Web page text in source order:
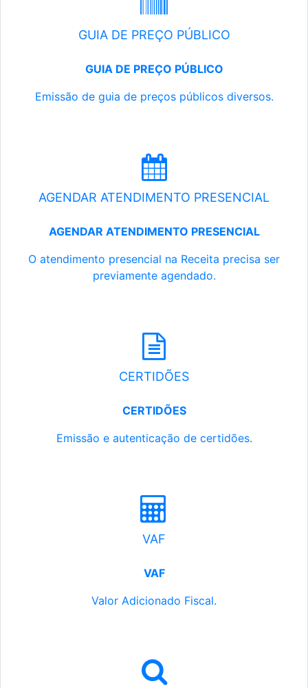
GUIA DE PREÇO PÚBLICO
GUIA DE PREÇO PÚBLICO
Emissão de guia de preços públicos diversos.
AGENDAR ATENDIMENTO PRESENCIAL
AGENDAR ATENDIMENTO PRESENCIAL
O atendimento presencial na Receita precisa ser
previamente agendado.
CERTIDÕES
CERTIDÕES
Emissão e autenticação de certidões.
VAF
VAF
Valor Adicionado Fiscal.